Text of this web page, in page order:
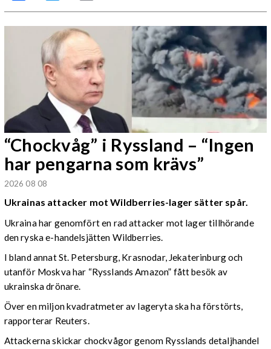
“Chockvåg” i Ryssland – “Ingen
har pengarna som krävs”
2026 08 08
Ukrainas attacker mot Wildberries-lager sätter spår.
Ukraina har genomfört en rad attacker mot lager tillhörande
den ryska e-handelsjätten Wildberries.
I bland annat St. Petersburg, Krasnodar, Jekaterinburg och
utanför Moskva har “Rysslands Amazon” fått besök av
ukrainska drönare.
Över en miljon kvadratmeter av lageryta ska ha förstörts,
rapporterar Reuters.
Attackerna skickar chockvågor genom Rysslands detaljhandel